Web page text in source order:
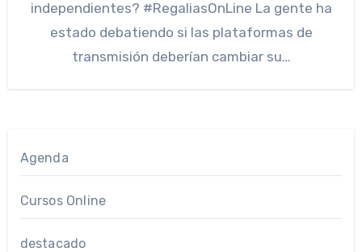
independientes? #RegaliasOnLine La gente ha
estado debatiendo si las plataformas de
transmisión deberían cambiar su…
Agenda
Cursos Online
destacado